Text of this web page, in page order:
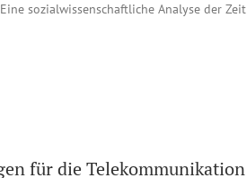
sozialwissenschaftliche Analyse der Zeit
für die Telekommunikation